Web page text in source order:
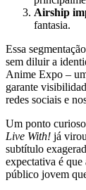
Airship
fantasia.
Essa
sem diluir a
Anime Expo –
garante
redes sociais e
Um ponto
Live With! já
subtítulo
expectativa é que
público jovem